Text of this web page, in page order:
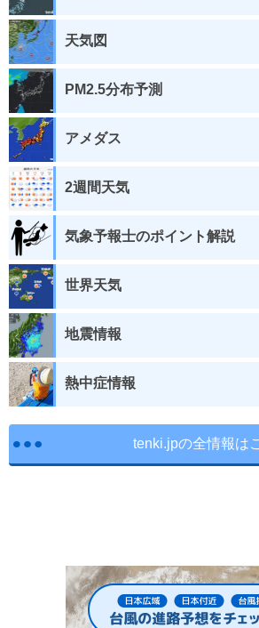
天気図
PM2.5分布予測
アメダス
2週間天気
気象予報士のポイント解説
世界天気
地震情報
熱中症情報
tenki.jpの全情報は